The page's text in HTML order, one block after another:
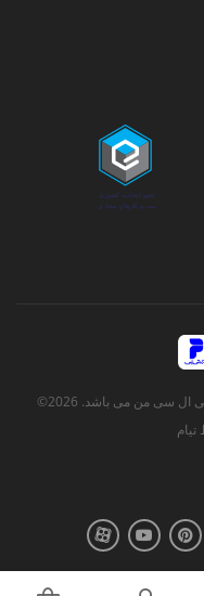
سی من می باشد. 2026©
تیام